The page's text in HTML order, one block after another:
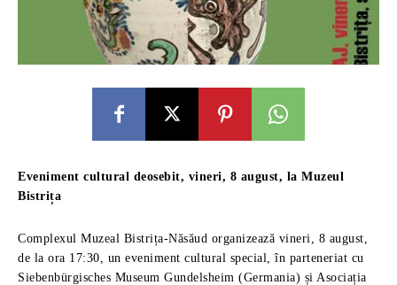
Eveniment cultural deosebit, vineri, 8 august, la Muzeul
Bistrița
Complexul Muzeal Bistrița-Năsăud organizează vineri, 8 august,
de la ora 17:30, un eveniment cultural special, în parteneriat cu
Siebenbürgisches Museum Gundelsheim (Germania) și Asociația